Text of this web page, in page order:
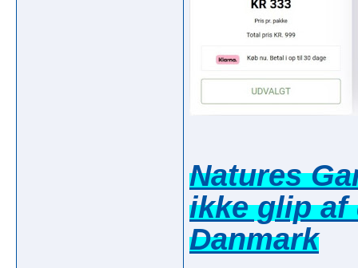
Natures
ikke glip af
Danmark